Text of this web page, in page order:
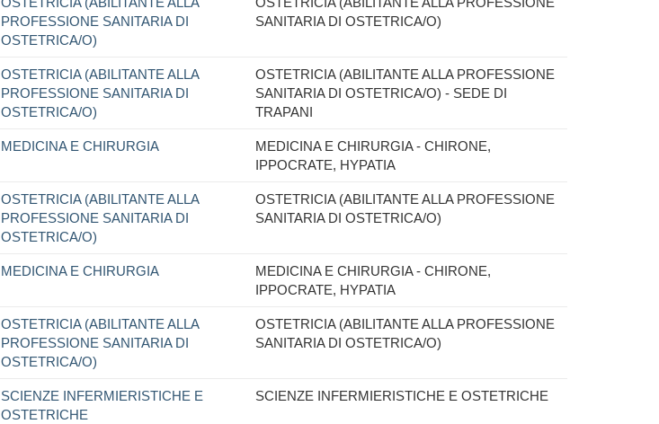
PROFESSIONE SANITARIA DI
OSTETRICA/O)
SANITARIA DI OSTETRICA/O)
OSTETRICIA (ABILITANTE ALLA
PROFESSIONE SANITARIA DI
OSTETRICA/O)
OSTETRICIA (ABILITANTE ALLA PROFESSIONE
SANITARIA DI OSTETRICA/O) - SEDE DI
TRAPANI
MEDICINA E CHIRURGIA
MEDICINA E CHIRURGIA - CHIRONE,
IPPOCRATE, HYPATIA
OSTETRICIA (ABILITANTE ALLA
PROFESSIONE SANITARIA DI
OSTETRICA/O)
OSTETRICIA (ABILITANTE ALLA PROFESSIONE
SANITARIA DI OSTETRICA/O)
MEDICINA E CHIRURGIA
MEDICINA E CHIRURGIA - CHIRONE,
IPPOCRATE, HYPATIA
OSTETRICIA (ABILITANTE ALLA
PROFESSIONE SANITARIA DI
OSTETRICA/O)
OSTETRICIA (ABILITANTE ALLA PROFESSIONE
SANITARIA DI OSTETRICA/O)
SCIENZE INFERMIERISTICHE E
OSTETRICHE
SCIENZE INFERMIERISTICHE E OSTETRICHE